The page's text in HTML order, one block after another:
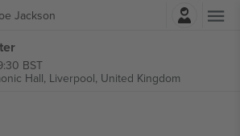
Jackson
BST
Hall, Liverpool, United Kingdom